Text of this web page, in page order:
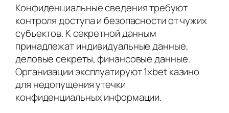
Конфиденциальные сведения требуют
контроля доступа и безопасности от чужих
субъектов. К секретной данным
принадлежат индивидуальные данные,
деловые секреты, финансовые данные.
Организации эксплуатируют 1xbet казино
для недопущения утечки
конфиденциальных информации.